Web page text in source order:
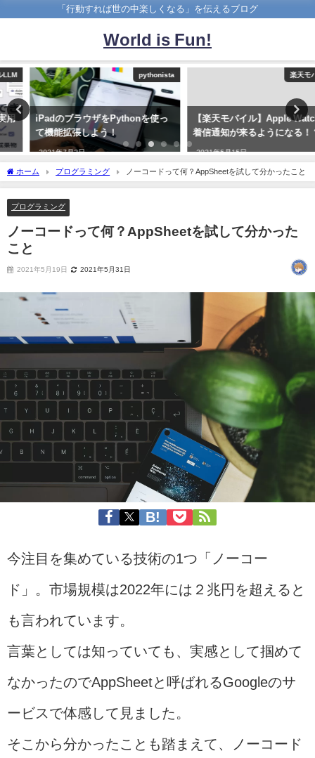
「行動すれば世の中楽しくなる」を伝えるブログ
World is Fun!
pythonista
iPadのブラウザをPythonを使っ
て機能拡張しよう！
2021年7月2日
楽天モバイル
【楽天モバイル】Apple Watchに
着信通知が来るようになる！？
2021年5月15日
ホーム プログラミング ノーコードって何？AppSheetを試して分かったこと
プログラミング
ノーコードって何？AppSheetを試して分かった
こと
2021年5月19日 2021年5月31日
今注目を集めている技術の1つ「ノーコー
ド」。市場規模は2022年には２兆円を超えると
も言われています。
言葉としては知っていても、実感として掴めて
なかったのでAppSheetと呼ばれるGoogleのサ
ービスで体感して見ました。
そこから分かったことも踏まえて、ノーコード